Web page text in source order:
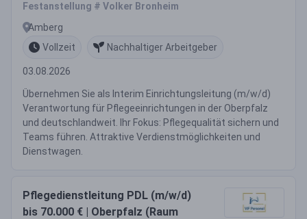
Festanstellung # Volker Bronheim
Amberg
Vollzeit
Nachhaltiger Arbeitgeber
03.08.2026
Übernehmen Sie als Interim Einrichtungsleitung (m/w/d)
Verantwortung für Pflegeeinrichtungen in der Oberpfalz
und deutschlandweit. Ihr Fokus: Pflegequalität sichern und
Teams führen. Attraktive Verdienstmöglichkeiten und
Dienstwagen.
Pflegedienstleitung PDL (m/w/d)
bis 70.000 € | Oberpfalz (Raum